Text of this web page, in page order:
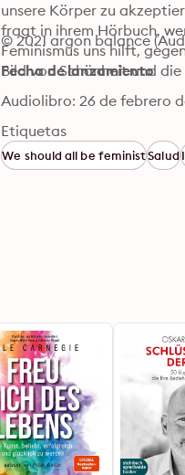
unsere Körper zu
fragt in ihrem Hörbuch,
Feminismus uns hilft,
Bild von Schönheit und
© 2021 argon balance
Fecha de lanzamiento
Audiolibro: 26 de febrero
Etiquetas
We should all be feministSalud